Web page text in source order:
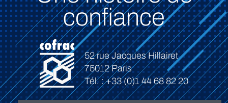
confiance
52 rue Jacques Hillairet
75012 Paris
Tél. : +33 (0)1 44 68 82 20